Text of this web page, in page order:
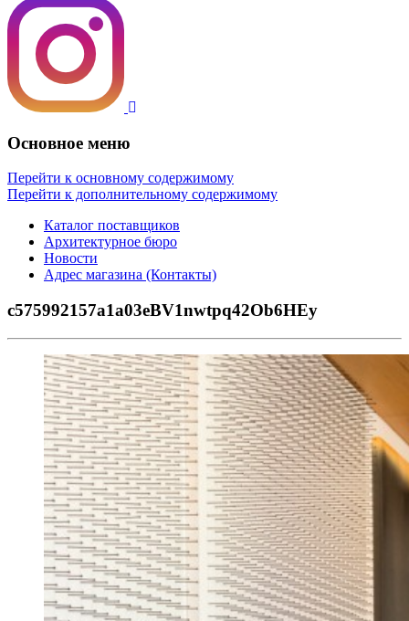
Основное меню
Перейти к основному содержимому
Перейти к дополнительному содержимому
Каталог поставщиков
Архитектурное бюро
Новости
Адрес магазина (Контакты)
c575992157a1a03eBV1nwtpq42Ob6HEy